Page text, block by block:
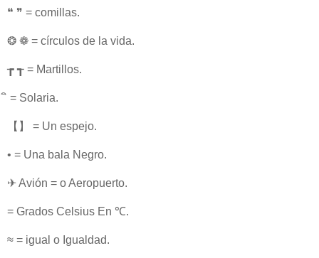
❝ ❞ = comillas.
❂ ❁ = círculos de la vida.
┲ ┱ = Martillos.
ิ = Solaria.
【】 = Un espejo.
• = Una bala Negro.
✈ Avión = o Aeropuerto.
= Grados Celsius En ℃.
≈ = igual o Igualdad.